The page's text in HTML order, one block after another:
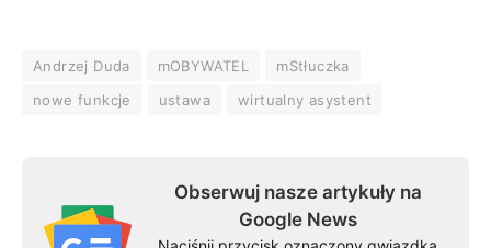
Andrzej Duda mOBYWATEL
mStłuczka
nowe funkcje
ustawa wirtualny asystent
Obserwuj nasze artykuły na
Google News